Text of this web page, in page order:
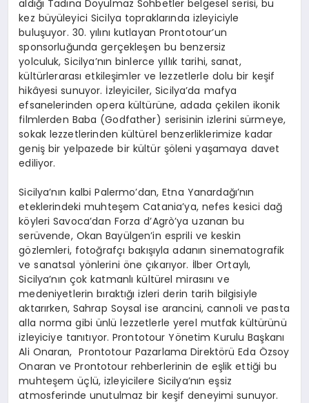
aldığı Tadına Doyulmaz Sohbetler belgesel serisi, bu
kez büyüleyici Sicilya topraklarında izleyiciyle
buluşuyor. 30. yılını kutlayan Prontotour’un
sponsorluğunda gerçekleşen bu benzersiz
yolculuk, Sicilya’nın binlerce yıllık tarihi, sanat,
kültürlerarası etkileşimler ve lezzetlerle dolu bir keşif
hikâyesi sunuyor. İzleyiciler, Sicilya’da mafya
efsanelerinden opera kültürüne, adada çekilen ikonik
filmlerden Baba (Godfather) serisinin izlerini sürmeye,
sokak lezzetlerinden kültürel benzerliklerimize kadar
geniş bir yelpazede bir kültür şöleni yaşamaya davet
ediliyor.
Sicilya’nın kalbi Palermo’dan, Etna Yanardağı’nın
eteklerindeki muhteşem Catania’ya, nefes kesici dağ
köyleri Savoca’dan Forza d’Agrò’ya uzanan bu
serüvende, Okan Bayülgen’in esprili ve keskin
gözlemleri, fotoğrafçı bakışıyla adanın sinematografik
ve sanatsal yönlerini öne çıkarıyor. İlber Ortaylı,
Sicilya’nın çok katmanlı kültürel mirasını ve
medeniyetlerin bıraktığı izleri derin tarih bilgisiyle
aktarırken, Sahrap Soysal ise arancini, cannoli ve pasta
alla norma gibi ünlü lezzetlerle yerel mutfak kültürünü
izleyiciye tanıtıyor. Prontotour Yönetim Kurulu Başkanı
Ali Onaran, Prontotour Pazarlama Direktörü Eda Özsoy
Onaran ve Prontotour rehberlerinin de eşlik ettiği bu
muhteşem üçlü, izleyicilere Sicilya’nın eşsiz
atmosferinde unutulmaz bir keşif deneyimi sunuyor.